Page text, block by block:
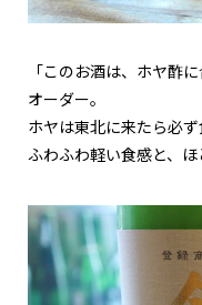
「このお酒は、ホヤ酢
オーダー。
ホヤは東北に来たら必ず
ふわふわ軽い食感と、ほ